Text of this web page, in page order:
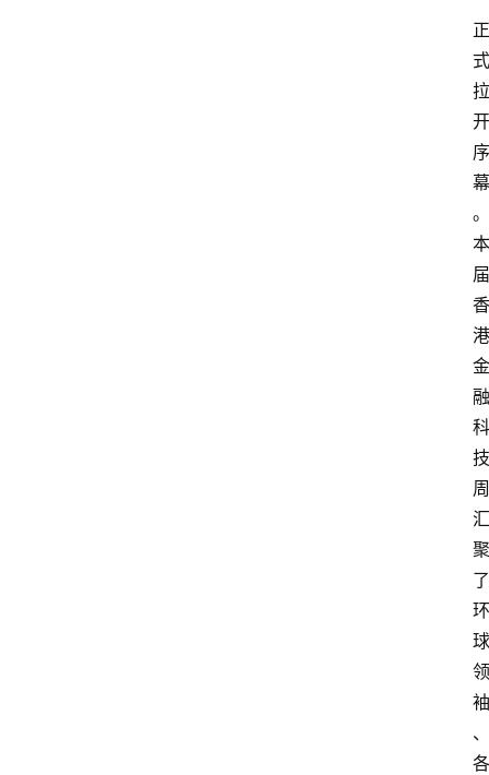
正
式
拉
开
序
幕
。
本
届
香
港
金
融
科
技
周
汇
聚
了
环
球
领
袖
、
各